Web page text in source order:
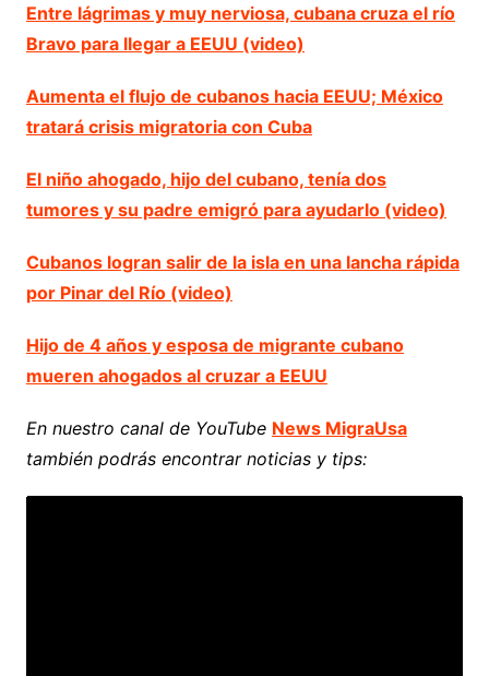
Entre lágrimas y muy nerviosa, cubana cruza el río
Bravo para llegar a EEUU (video)
Aumenta el flujo de cubanos hacia EEUU; México
tratará crisis migratoria con Cuba
El niño ahogado, hijo del cubano, tenía dos
tumores y su padre emigró para ayudarlo (video)
Cubanos logran salir de la isla en una lancha rápida
por Pinar del Río (video)
Hijo de 4 años y esposa de migrante cubano
mueren ahogados al cruzar a EEUU
En nuestro canal de YouTube News MigraUsa
también podrás encontrar noticias y tips: